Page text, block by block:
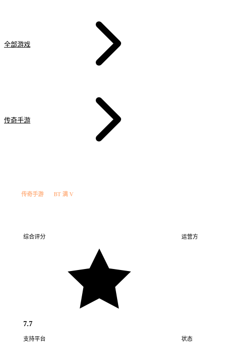
全部游戏
传奇手游
BT 满 V
传奇手游 BT 满 V
综合评分
7.7
运营方
支持平台 状态